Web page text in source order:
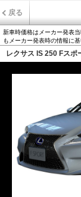
戻る
新車時価格はメーカー発表
もメーカー発表時の情報に基
レクサス IS 250 Fスポ